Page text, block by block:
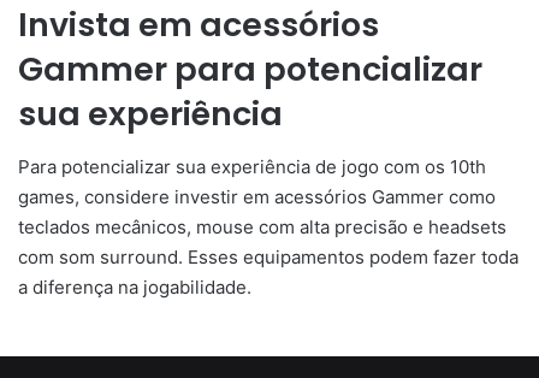
Invista em acessórios
Gammer para potencializar
sua experiência
Para potencializar sua experiência de jogo com os 10th
games, considere investir em acessórios Gammer como
teclados mecânicos, mouse com alta precisão e headsets
com som surround. Esses equipamentos podem fazer toda
a diferença na jogabilidade.